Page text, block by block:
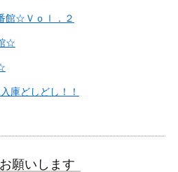
館☆Ｖｏｌ．２
☆
庫どしどし！！
願いします